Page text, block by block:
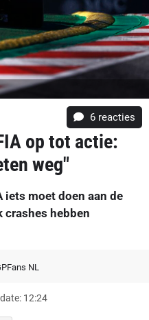
6 reacties
op tot actie:
weg"
iets moet doen aan de
crashes hebben
NL
12:24